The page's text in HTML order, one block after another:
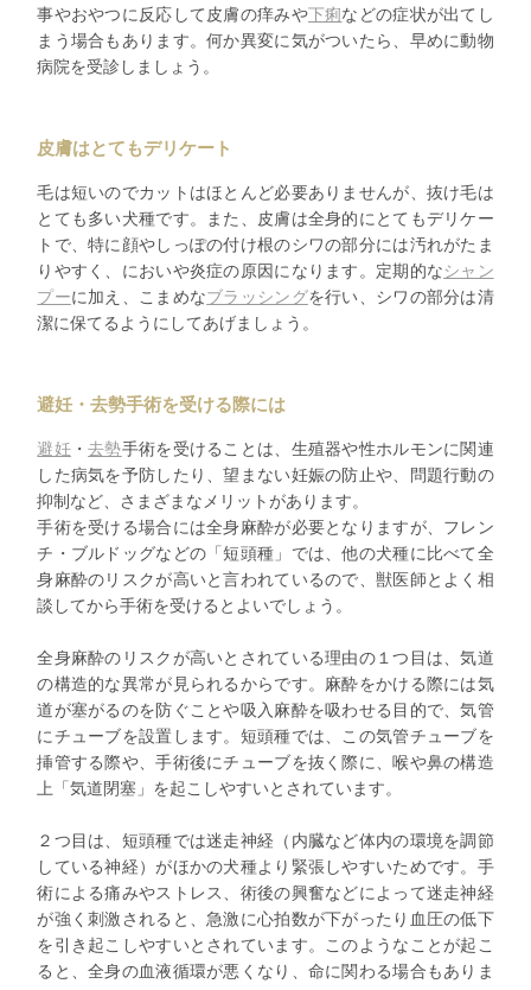
事やおやつに反応して皮膚の痒みや下痢などの症状が出てし
まう場合もあります。何か異変に気がついたら、早めに動物
病院を受診しましょう。
皮膚はとてもデリケート
毛は短いのでカットはほとんど必要ありませんが、抜け毛は
とても多い犬種です。また、皮膚は全身的にとてもデリケー
トで、特に顔やしっぽの付け根のシワの部分には汚れがたま
りやすく、においや炎症の原因になります。定期的なシャン
プーに加え、こまめなブラッシングを行い、シワの部分は清
潔に保てるようにしてあげましょう。
避妊・去勢手術を受ける際には
避妊・去勢手術を受けることは、生殖器や性ホルモンに関連
した病気を予防したり、望まない妊娠の防止や、問題行動の
抑制など、さまざまなメリットがあります。
手術を受ける場合には全身麻酔が必要となりますが、フレン
チ・ブルドッグなどの「短頭種」では、他の犬種に比べて全
身麻酔のリスクが高いと言われているので、獣医師とよく相
談してから手術を受けるとよいでしょう。
全身麻酔のリスクが高いとされている理由の１つ目は、気道
の構造的な異常が見られるからです。麻酔をかける際には気
道が塞がるのを防ぐことや吸入麻酔を吸わせる目的で、気管
にチューブを設置します。短頭種では、この気管チューブを
挿管する際や、手術後にチューブを抜く際に、喉や鼻の構造
上「気道閉塞」を起こしやすいとされています。
２つ目は、短頭種では迷走神経（内臓など体内の環境を調節
している神経）がほかの犬種より緊張しやすいためです。手
術による痛みやストレス、術後の興奮などによって迷走神経
が強く刺激されると、急激に心拍数が下がったり血圧の低下
を引き起こしやすいとされています。このようなことが起こ
ると、全身の血液循環が悪くなり、命に関わる場合もありま